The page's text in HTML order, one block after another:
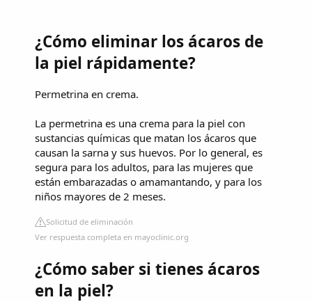
¿Cómo eliminar los ácaros de
la piel rápidamente?
Permetrina en crema.
La permetrina es una crema para la piel con
sustancias químicas que matan los ácaros que
causan la sarna y sus huevos. Por lo general, es
segura para los adultos, para las mujeres que
están embarazadas o amamantando, y para los
niños mayores de 2 meses.
Solicitud de eliminación
Ver respuesta completa en mayoclinic.org
¿Cómo saber si tienes ácaros
en la piel?